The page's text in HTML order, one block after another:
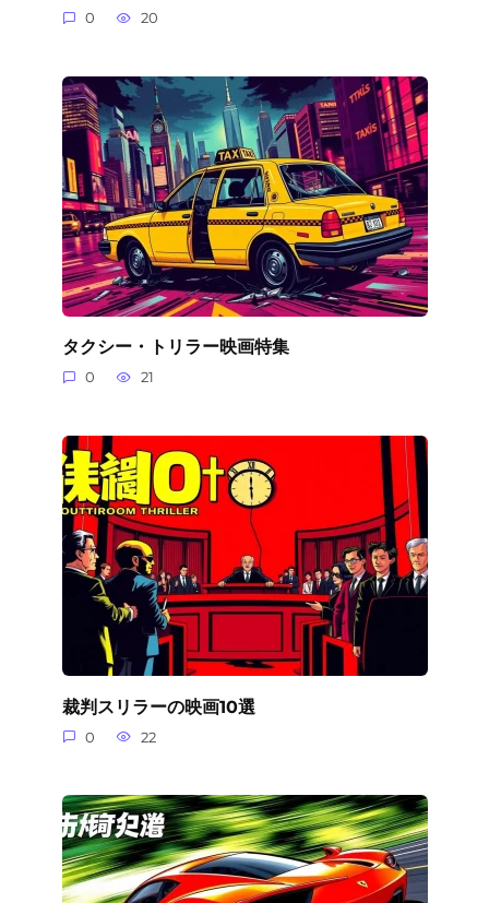
0 20
タクシー・トリラー映画特集
0 21
裁判スリラーの映画10選
0 22